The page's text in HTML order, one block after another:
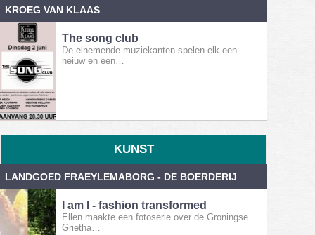
KROEG VAN KLAAS
The song club
De elnemende muziekanten spelen elk een
neiuw en een…
KUNST
LANDGOED FRAEYLEMABORG - DE BOERDERIJ
I am I - fashion transformed
Ellen maakte een fotoserie over de Groningse
Grietha…